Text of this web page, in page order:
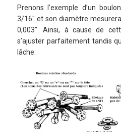
Prenons l’exemple d’un
3/16″ et son diamètre
0,003″. Ainsi, à cause de
s’ajuster parfaitement tandis
lâche.